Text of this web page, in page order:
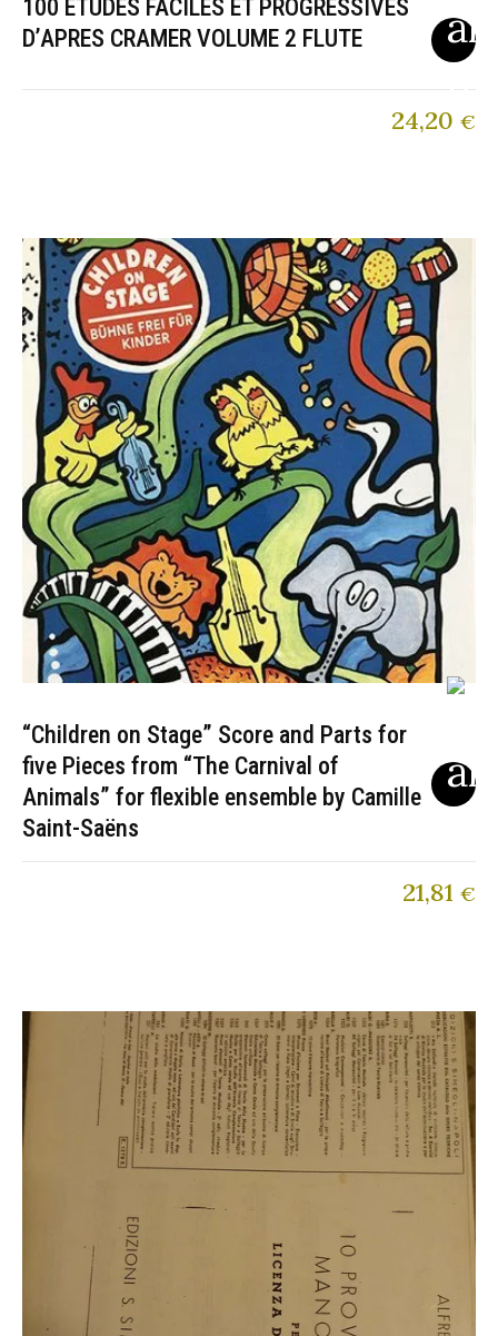
100 ETUDES FACILES ET PROGRESSIVES
D’APRES CRAMER VOLUME 2 FLUTE
24,20 €
“Children on Stage” Score and Parts for
five Pieces from “The Carnival of
Animals” for flexible ensemble by Camille
Saint-Saëns
21,81 €